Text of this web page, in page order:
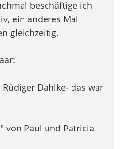
beschäftige ich
ein anderes Mal
gleichzeitig.
Dahlke- das war
von Paul und Patricia